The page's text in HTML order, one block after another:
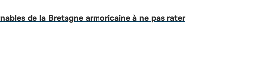
de la Bretagne armoricaine à ne pas rater